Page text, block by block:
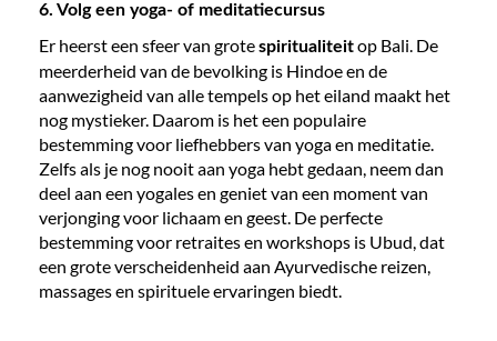
6. Volg een yoga- of meditatiecursus
Er heerst een sfeer van grotespiritualiteitop Bali. De
meerderheid van de bevolking is Hindoe en de
aanwezigheid van alle tempels op het eiland maakt het
nog mystieker. Daarom is het een populaire
bestemming voor liefhebbers van yoga en meditatie.
Zelfs als je nog nooit aan yoga hebt gedaan, neem dan
deel aan een yogales en geniet van een moment van
verjonging voor lichaam en geest. De perfecte
bestemming voor retraites en workshops is Ubud, dat
een grote verscheidenheid aan Ayurvedische reizen,
massages en spirituele ervaringen biedt.